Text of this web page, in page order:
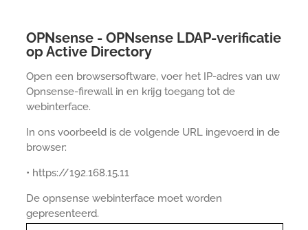
OPNsense - OPNsense LDAP-verificatie
op Active Directory
Open een browsersoftware, voer het IP-adres van uw
Opnsense-firewall in en krijg toegang tot de
webinterface.
In ons voorbeeld is de volgende URL ingevoerd in de
browser:
• https://192.168.15.11
De opnsense webinterface moet worden
gepresenteerd.